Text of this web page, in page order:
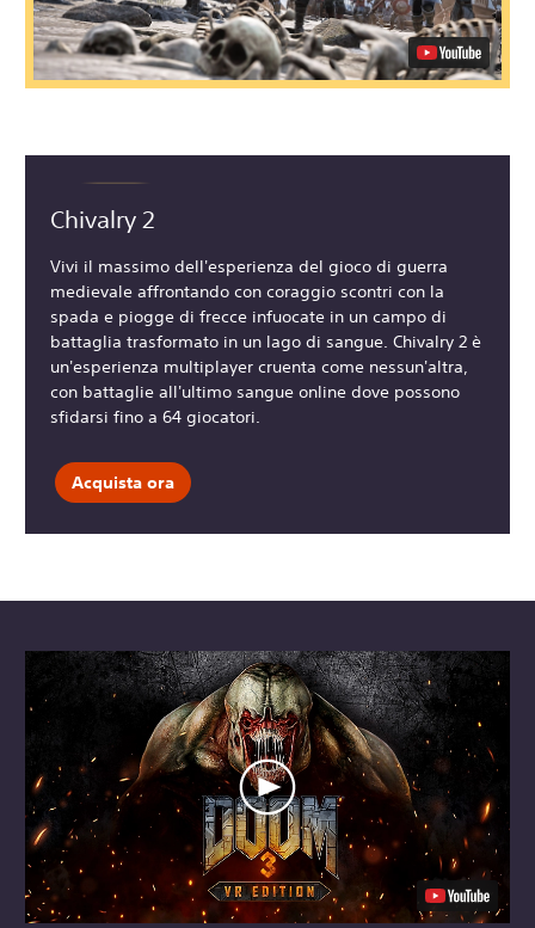
Chivalry 2
Vivi il massimo dell'esperienza del gioco di guerra
medievale affrontando con coraggio scontri con la
spada e piogge di frecce infuocate in un campo di
battaglia trasformato in un lago di sangue. Chivalry 2 è
un'esperienza multiplayer cruenta come nessun'altra,
con battaglie all'ultimo sangue online dove possono
sfidarsi fino a 64 giocatori.
Acquista ora